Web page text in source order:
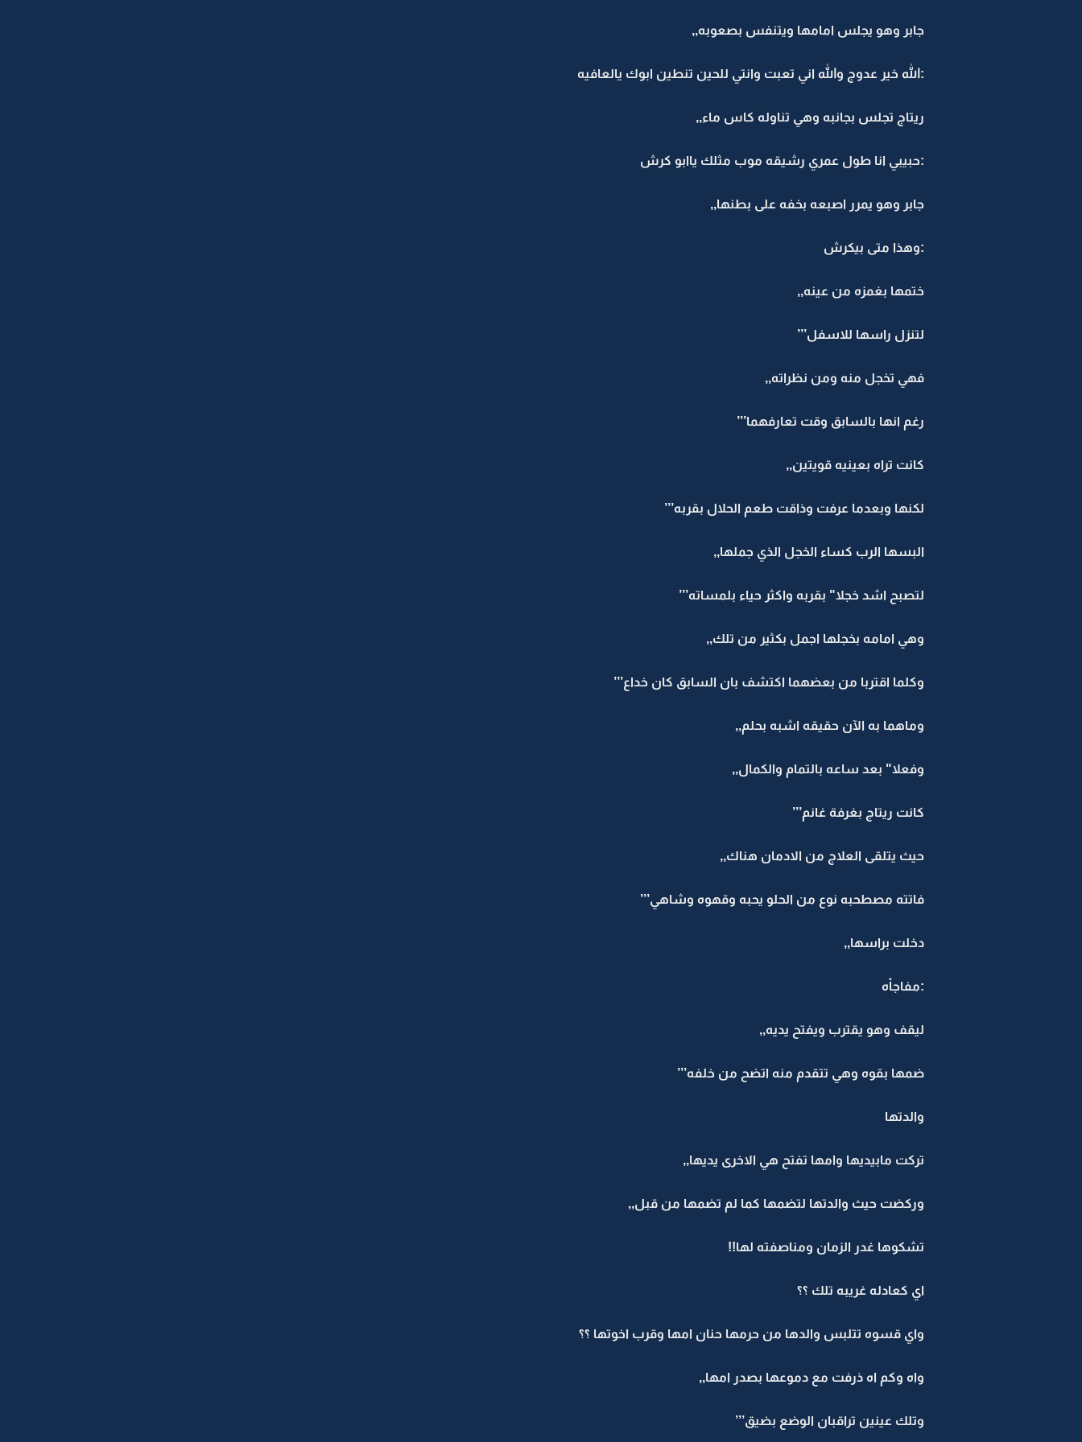
جابر وهو يجلس امامها ويتنفس بصعوبه,,
:الله خير عدوج والله اني تعبت وانتي للحين تنطين ابوك يالعافيه
ريتاج تجلس بجانبه وهي تناوله كاس ماء,,
:حبيبي انا طول عمري رشيقه موب مثلك ياابو كرش
جابر وهو يمرر اصبعه بخفه على بطنها,,
:وهذا متى بيكرش
ختمها بغمزه من عينه,,
لتنزل راسها للاسفل’’’
فهي تخجل منه ومن نظراته,,
رغم انها بالسابق وقت تعارفهما’’’
كانت تراه بعينيه قويتين,,
لكنها وبعدما عرفت وذاقت طعم الحلال بقربه’’’
البسها الرب كساء الخجل الذي جملها,,
لتصبح اشد خجلا" بقربه واكثر حياء بلمساته’’’
وهي امامه بخجلها اجمل بكثير من تلك,,
وكلما اقتربا من بعضهما اكتشف بان السابق كان خداع’’’
وماهما به الآن حقيقه اشبه بحلم,,
وفعلا" بعد ساعه بالتمام والكمال,,
كانت ريتاج بغرفة غانم’’’
حيث يتلقى العلاج من الادمان هناك,,
فاتته مصطحبه نوع من الحلو يحبه وقهوه وشاهي’’’
دخلت براسها,,
:مفاجأه
ليقف وهو يقترب ويفتح يديه,,
ضمها بقوه وهي تتقدم منه اتضح من خلفه’’’
والدتها
تركت مابيديها وامها تفتح هي الاخرى يديها,,
وركضت حيث والدتها لتضمها كما لم تضمها من قبل,,
تشكوها غدر الزمان ومناصفته لها!!
اي كعادله غريبه تلك ؟؟
واي قسوه تتلبس والدها من حرمها حنان امها وقرب اخوتها ؟؟
واه وكم اه ذرفت مع دموعها بصدر امها,,
وتلك عينين تراقبان الوضع بضيق’’’